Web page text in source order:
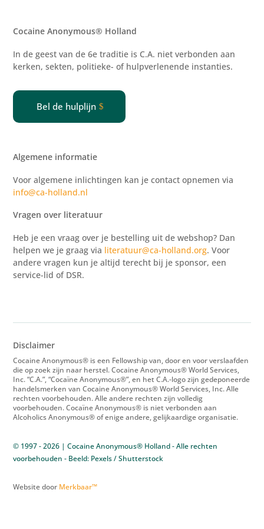
Cocaine Anonymous® Holland
In de geest van de 6e traditie is C.A. niet verbonden aan
kerken, sekten, politieke- of hulpverlenende instanties.
Bel de hulplijn
Algemene informatie
Voor algemene inlichtingen kan je contact opnemen via
info@ca-holland.nl
Vragen over literatuur
Heb je een vraag over je bestelling uit de webshop? Dan
helpen we je graag via literatuur@ca-holland.org. Voor
andere vragen kun je altijd terecht bij je sponsor, een
service-lid of DSR.
Disclaimer
Cocaine Anonymous® is een Fellowship van, door en voor verslaafden
die op zoek zijn naar herstel. Cocaine Anonymous® World Services,
Inc. “C.A.”, “Cocaïne Anonymous®”, en het C.A.-logo zijn gedeponeerde
handelsmerken van Cocaine Anonymous® World Services, Inc. Alle
rechten voorbehouden. Alle andere rechten zijn volledig
voorbehouden. Cocaïne Anonymous® is niet verbonden aan
Alcoholics Anonymous® of enige andere, gelijkaardige organisatie.
© 1997 - 2026 | Cocaine Anonymous® Holland - Alle rechten
voorbehouden - Beeld: Pexels / Shutterstock
Website door Merkbaar™